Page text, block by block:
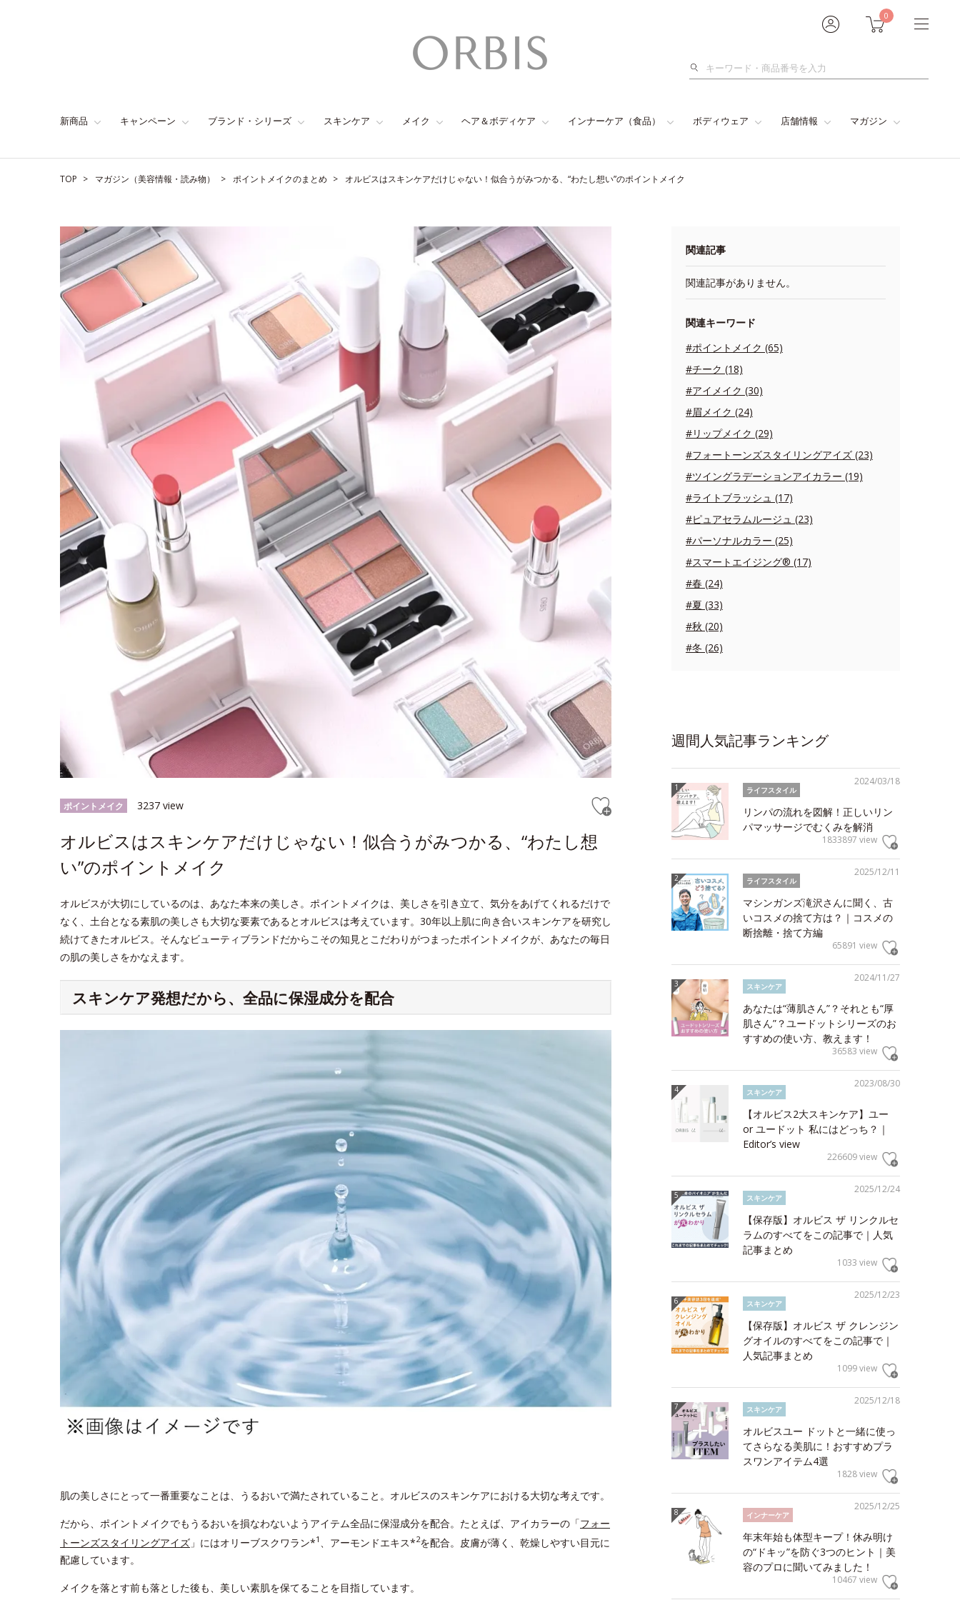
0
検
新商品 キャンペーン ブランド・シリーズ スキンケア メイク ヘア＆ボディケア インナーケア（食品） ボディウェア 店舗情報 マガジン
TOP マガジン（美容情報・読み物） ポイントメイクのまとめ オルビスはスキンケアだけじゃない！似合うがみつかる、“わたし想い”のポイントメイク
ポイントメイク 3237 view
オルビスはスキンケアだけじゃない！似合うがみつかる、“わたし想
い”のポイントメイク
オルビスが大切にしているのは、あなた本来の美しさ。ポイントメイクは、美しさを引き立て、気分をあげてくれるだけで
なく、土台となる素肌の美しさも大切な要素であるとオルビスは考えています。30年以上肌に向き合いスキンケアを研究し
続けてきたオルビス。そんなビューティブランドだからこその知見とこだわりがつまったポイントメイクが、あなたの毎日
の肌の美しさをかなえます。
スキンケア発想だから、全品に保湿成分を配合
肌の美しさにとって一番重要なことは、うるおいで満たされていること。オルビスのスキンケアにおける大切な考えです。
だから、ポイントメイクでもうるおいを損なわないようアイテム全品に保湿成分を配合。たとえば、アイカラーの「フォー
トーンズスタイリングアイズ 」にはオリーブスクワラン*1 、アーモンドエキス*2を配合。皮膚が薄く、乾燥しやすい目元に
配慮しています。
メイクを落とす前も落とした後も、美しい素肌を保てることを目指しています。
関連記事
関連記事がありません。
関連キーワード
#ポイントメイク (65)
#チーク (18)
#アイメイク (30)
#眉メイク (24)
#リップメイク (29)
#フォートーンズスタイリングアイズ (23)
#ツイングラデーションアイカラー (19)
#ライトブラッシュ (17)
#ピュアセラムルージュ (23)
#パーソナルカラー (25)
#スマートエイジング® (17)
#春 (24)
#夏 (33)
#秋 (20)
#冬 (26)
週間人気記事ランキング
2024/03/18
ライフスタイル
リンパの流れを図解！正しいリン
パマッサージでむくみを解消
1833897 view
2025/12/11
ライフスタイル
マシンガンズ滝沢さんに聞く、古
いコスメの捨て方は？｜コスメの
断捨離・捨て方編
65891 view
2024/11/27
スキンケア
あなたは“薄肌さん”？それとも“厚
肌さん”？ユードットシリーズのお
すすめの使い方、教えます！
36583 view
2023/08/30
スキンケア
【オルビス2大スキンケア】ユー
or ユードット 私にはどっち？｜
Editor’s view
226609 view
2025/12/24
スキンケア
【保存版】オルビス ザ リンクルセ
ラムのすべてをこの記事で｜人気
記事まとめ
1033 view
2025/12/23
スキンケア
【保存版】オルビス ザ クレンジン
グオイルのすべてをこの記事で｜
人気記事まとめ
1099 view
2025/12/18
スキンケア
オルビスユー ドットと一緒に使っ
てさらなる美肌に！おすすめプラ
スワンアイテム4選
1828 view
2025/12/25
インナーケア
年末年始も体型キープ！休み明け
の“ドキッ”を防ぐ3つのヒント｜美
容のプロに聞いてみました！
10467 view